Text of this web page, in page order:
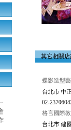
師
其它相關
蝶影造型
台北市 中
02-
格言國際
台北市 建